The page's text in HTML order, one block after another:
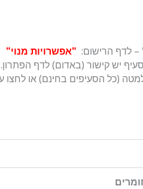
"אפשרויות מנוי"
יש קישור (באדום) לדף הפתרון.